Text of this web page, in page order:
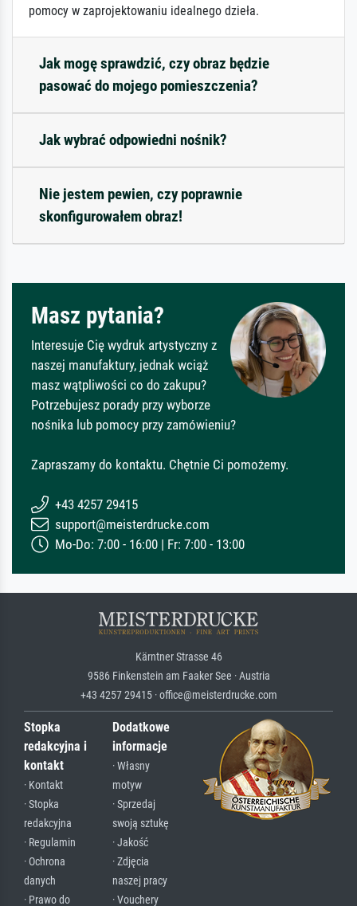
pomocy w zaprojektowaniu idealnego dzieła.
Jak mogę sprawdzić, czy obraz będzie
pasować do mojego pomieszczenia?
Jak wybrać odpowiedni nośnik?
Nie jestem pewien, czy poprawnie
skonfigurowałem obraz!
Masz pytania?
Interesuje Cię wydruk artystyczny z
naszej manufaktury, jednak wciąż
masz wątpliwości co do zakupu?
Potrzebujesz porady przy wyborze
nośnika lub pomocy przy zamówieniu?
Zapraszamy do kontaktu. Chętnie Ci pomożemy.
+43 4257 29415
support@meisterdrucke.com
Mo-Do: 7:00 - 16:00 | Fr: 7:00 - 13:00
Kärntner Strasse 46
9586 Finkenstein am Faaker See · Austria
+43 4257 29415 · office@meisterdrucke.com
Stopka
redakcyjna i
kontakt
· Kontakt
· Stopka
redakcyjna
· Regulamin
· Ochrona
danych
· Prawo do
Dodatkowe
informacje
· Własny
motyw
· Sprzedaj
swoją sztukę
· Jakość
· Zdjęcia
naszej pracy
· Vouchery